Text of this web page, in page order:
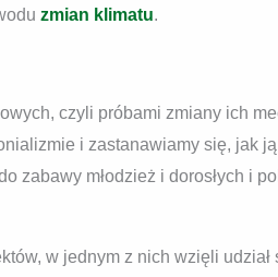
zmian klimatu.
czyli próbami zmiany ich
i zastanawiamy się, jak ją
zabawy młodzież i dorosłych i
w jednym z nich wzięli udział